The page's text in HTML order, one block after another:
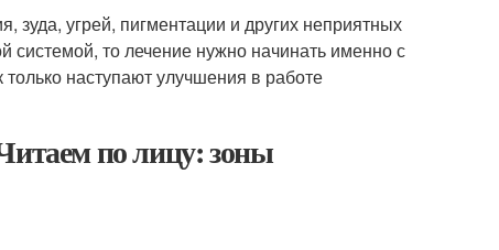
зуда, угрей, пигментации и других неприятных
системой, то лечение нужно начинать именно с
наступают улучшения в работе
по лицу: зоны